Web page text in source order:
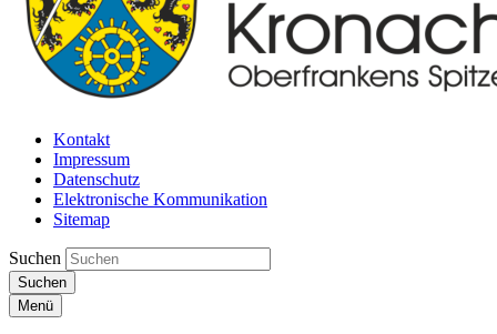
Kontakt
Impressum
Datenschutz
Elektronische Kommunikation
Sitemap
Suchen
Suchen
Menü